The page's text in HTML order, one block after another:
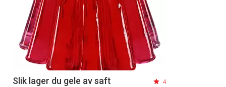
Slik lager du gele av saft 4